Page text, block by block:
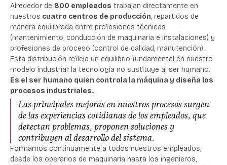
Alrededor de 800 empleados trabajan directamente en
nuestros cuatro centros de producción, repartidos de
manera equilibrada entre profesiones técnicas
(mantenimiento, conducción de maquinaria e instalaciones) y
profesiones de proceso (control de calidad, manutención).
Esta distribución refleja un equilibrio fundamental en nuestro
modelo industrial: la tecnología no sustituye al ser humano.
Es el ser humano quien controla la máquina y diseña los
procesos industriales.
Las principales mejoras en nuestros procesos surgen
de las experiencias cotidianas de los empleados, que
detectan problemas, proponen soluciones y
contribuyen al desarrollo del sistema.
Formamos continuamente a todos nuestros empleados,
desde los operarios de maquinaria hasta los ingenieros,